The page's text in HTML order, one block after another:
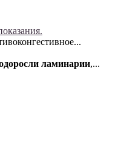
ламинарии,...